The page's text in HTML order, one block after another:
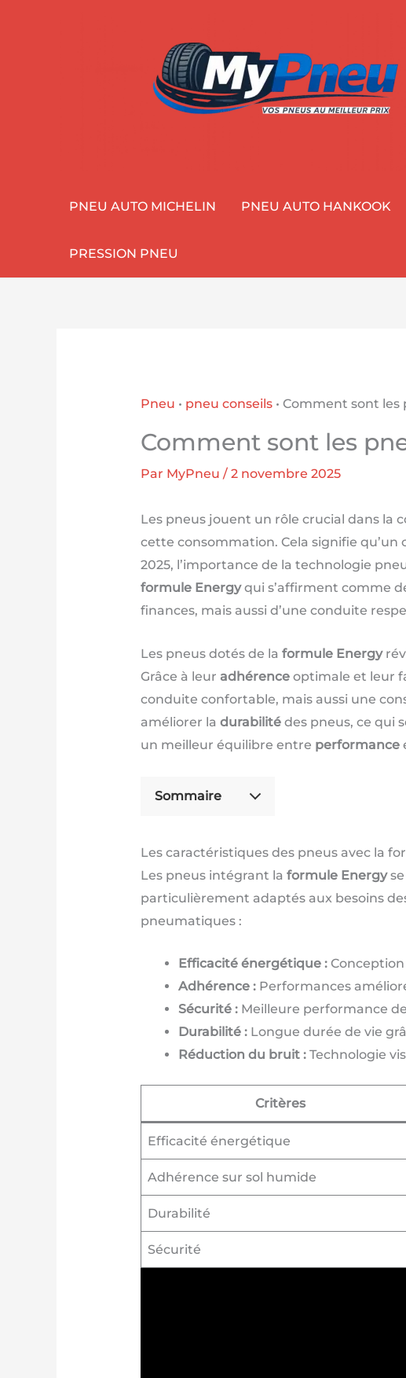
PNEU AUTO MICHELIN PNEU AUTO HANKOOK
PRESSION PNEU
Pneu • pneu conseils• Comment sont les
Comment sont les
Par MyPneu / 2 novembre 2025
Les pneus jouent un rôle crucial dans la
cette consommation. Cela signifie
2025, l’importance de la technologie
formule Energyqui s’affirment comme
finances, mais aussi d’une conduite
Les pneus dotés de la formule Energy
Grâce à leur adhérenceoptimale et leur
conduite confortable, mais aussi une
améliorer la durabilitédes pneus, ce qui
un meilleur équilibre entre performance
Sommaire
Les caractéristiques des pneus avec la
Les pneus intégrant la formule Energyse
particulièrement adaptés aux besoins
pneumatiques :
Efficacité énergétique :Conception
Adhérence :Performances
Sécurité :Meilleure performance
Durabilité :Longue durée de vie
Réduction du bruit :Technologie
Critères
Efficacité énergétique
Adhérence sur sol humide
Durabilité
Sécurité